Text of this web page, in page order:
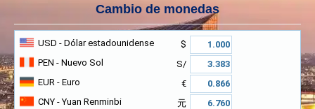
Cambio de monedas
USD - Dólar estadounidense
$
PEN - Nuevo Sol
S/
EUR - Euro
€
CNY - Yuan Renminbi
元